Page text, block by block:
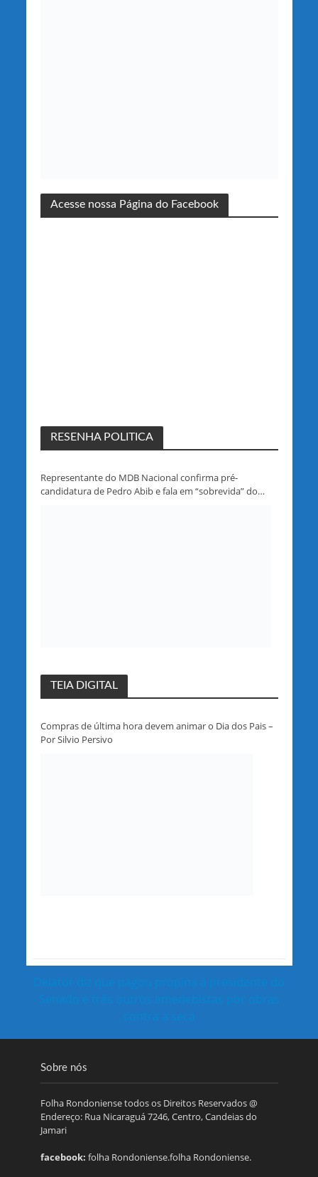
Acesse nossa Página do Facebook
RESENHA POLITICA
Representante do MDB Nacional confirma pré-
candidatura de Pedro Abib e fala em “sobrevida” do
TEIA DIGITAL
Compras de última hora devem animar o Dia dos Pais –
Por Silvio Persivo
Delator diz que pagou propina a presidente do
Senado e três outros emedebistas por obras
contra a seca
Sobre nós
Folha Rondoniense todos os Direitos Reservados @
Endereço: Rua Nicaraguá 7246, Centro, Candeias do
Jamari
facebook: folha Rondoniense.folha Rondoniense.